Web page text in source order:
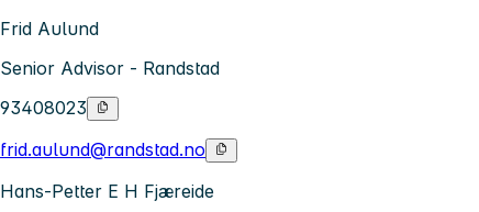
Frid Aulund
Senior Advisor - Randstad
93408023
frid.aulund@randstad.no
Hans-Petter E H Fjæreide